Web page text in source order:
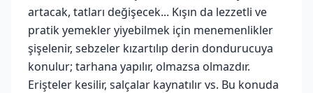
artacak, tatları değişecek... Kışın da lezzetli ve
pratik yemekler yiyebilmek için menemenlikler
şişelenir, sebzeler kızartılıp derin dondurucuya
konulur; tarhana yapılır, olmazsa olmazdır.
Erişteler kesilir, salçalar kaynatılır vs. Bu konuda